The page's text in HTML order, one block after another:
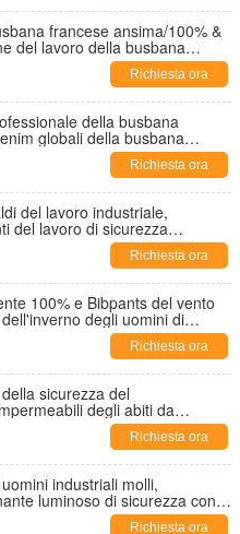
francese ansima/100% &
del lavoro della busbana
degli abiti da lavoro degli
Richiesta ora
della busbana
globali della busbana
tessuto di Twil Richiesta ora
del lavoro industriale,
del lavoro di sicurezza
Richiesta ora
100% e Bibpants del vento
degli uomini di
Richiesta ora
sicurezza del
degli abiti da
Richiesta ora
industriali molli,
luminoso di sicurezza con
Richiesta ora